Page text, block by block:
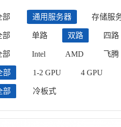
部 通用服务器 存储服
部 单路 双路 四路
部 Intel AMD 飞腾
部 1-2 GPU 4 GPU
部 冷板式